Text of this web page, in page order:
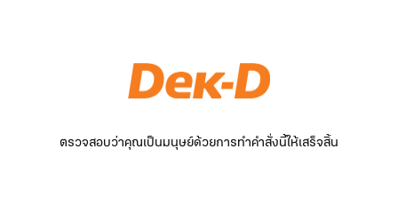
ตรวจสอบว่าคุณเป็นมนุษย์ด้วยการทำคำสั่งนี้ให้เสร็จสิ้น